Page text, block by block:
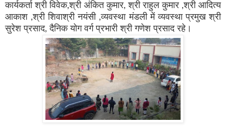
कार्यकर्ता श्री विवेक,श्री अंकित कुमार, श्री राहुल कुमार ,श्री आदित्य
आकाश ,श्री शिवाश्री नयंसी ,व्यवस्था मंडली में व्यवस्था प्रमुख श्री
सुरेश प्रसाद, दैनिक योग वर्ग प्रभारी श्री गणेश प्रसाद रहे।